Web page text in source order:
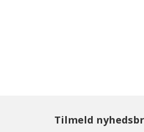
Tilmeld